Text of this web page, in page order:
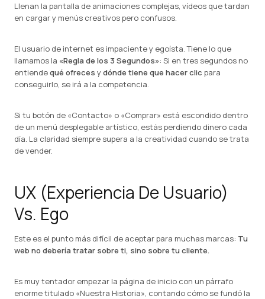
Llenan la pantalla de animaciones complejas, vídeos que tardan
en cargar y menús creativos pero confusos.
El usuario de internet es impaciente y egoísta. Tiene lo que
llamamos la «Regla de los 3 Segundos»: Si en tres segundos no
entiendequé ofreces ydónde tiene que hacer clic para
conseguirlo, se irá a la competencia.
Si tu botón de «Contacto» o «Comprar» está escondido dentro
de un menú desplegable artístico, estás perdiendo dinero cada
día. La claridad siempre supera a la creatividad cuando se trata
de vender.
UX (Experiencia De Usuario)
Vs. Ego
Este es el punto más difícil de aceptar para muchas marcas: Tu
web no debería tratar sobre ti, sino sobre tu cliente.
Es muy tentador empezar la página de inicio con un párrafo
enorme titulado «Nuestra Historia», contando cómo se fundó la